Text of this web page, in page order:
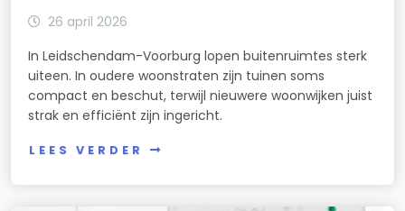
26 april 2026
In Leidschendam-Voorburg lopen buitenruimtes sterk
uiteen. In oudere woonstraten zijn tuinen soms
compact en beschut, terwijl nieuwere woonwijken juist
strak en efficiënt zijn ingericht.
LEES VERDER